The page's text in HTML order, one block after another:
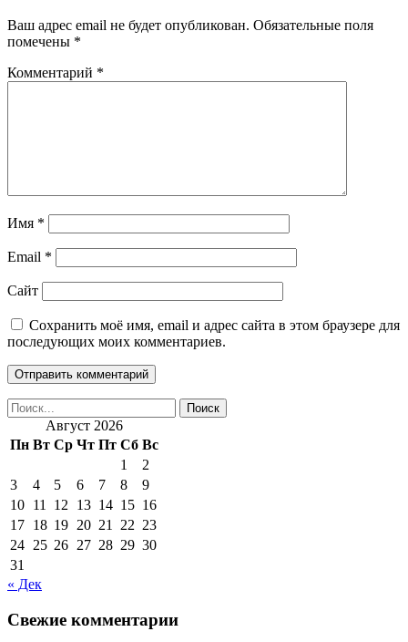
Ваш адрес email не будет опубликован. Обязательные поля
помечены *
Комментарий *
Имя *
Email *
Сайт
Сохранить моё имя, email и адрес сайта в этом браузере для
последующих моих комментариев.
Август 2026
Пн Вт Ср Чт Пт Сб Вс
1
2
3
4 5 6 7 8
9
10 11 12 13 14 15 16
17 18 19 20 21 22 23
24 25 26 27 28 29 30
31
« Дек
Свежие комментарии